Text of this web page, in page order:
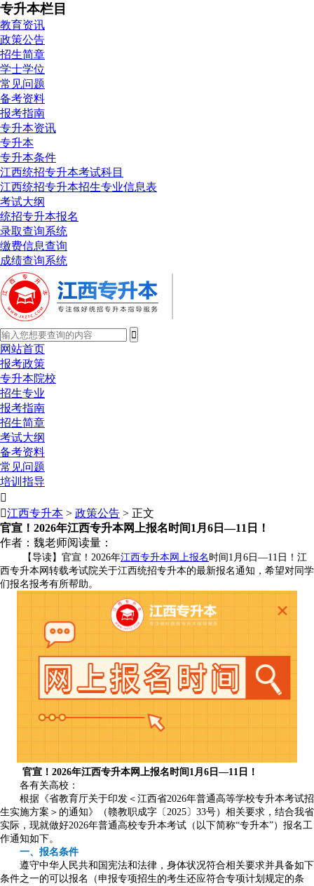
专升本栏目
教育资讯
政策公告
招生简章
学士学位
常见问题
备考资料
报考指南
专升本资讯
专升本
专升本条件
江西统招专升本考试科目
江西统招专升本招生专业信息表
考试大纲
统招专升本报名
录取查询系统
缴费信息查询
成绩查询系统
网站首页
报考政策
专升本院校
招生专业
报考指南
招生简章
考试大纲
备考资料
常见问题
培训指导

江西专升本 > 政策公告 > 正文
官宣！2026年江西专升本网上报名时间1月6日—11日！
作者：魏老师阅读量：
【导读】官宣！2026年江西专升本网上报名 时间1月6日—11日！江
西专升本网转载考试院关于江西统招专升本的最新报名通知，希望对同学
们报名报考有所帮助。
官宣！2026年江西专升本网上报名时间1月6日—11日！
各有关高校：
根据《省教育厅关于印发＜江西省2026年普通高等学校专升本考试招
生实施方案＞的通知》（赣教职成字〔2025〕33号）相关要求，结合我省
实际，现就做好2026年普通高校专升本考试（以下简称“专升本”）报名工
作通知如下。
一、报名条件
遵守中华人民共和国宪法和法律，身体状况符合相关要求并具备如下
条件之一的可以报名（申报专项招生的考生还应符合专项计划规定的条